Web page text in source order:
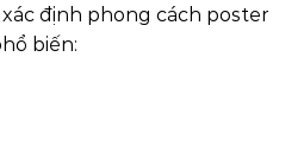
định phong cách poster
biến: